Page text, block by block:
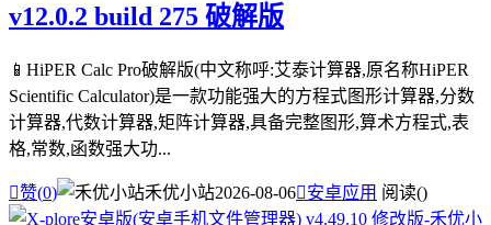
v12.0.2 build 275 破解版
📱HiPER Calc Pro破解版(中文称呼:艾泰计算器,原名称HiPER
Scientific Calculator)是一款功能强大的方程式图形计算器,分数
计算器,代数计算器,矩阵计算器,具备完整图形,算术方程式,表
格,常数,函数强大功...
赞(0) 禾优小站2026-08-06安卓应用 阅读()